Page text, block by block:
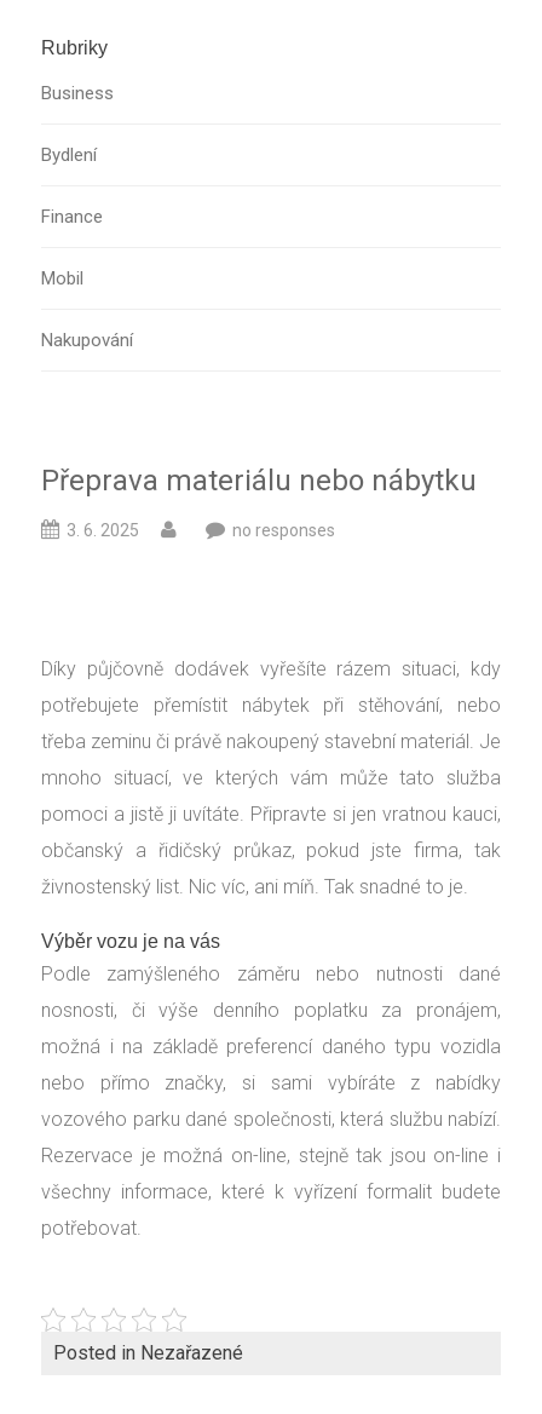
Rubriky
Business
Bydlení
Finance
Mobil
Nakupování
Přeprava materiálu nebo nábytku
3. 6. 2025 no responses
Díky půjčovně dodávekvyřešíte rázem situaci, kdy
potřebujete přemístit nábytek při stěhování, nebo
třeba zeminu či právě nakoupený stavební materiál. Je
mnoho situací, ve kterých vám může tato služba
pomoci a jistě ji uvítáte. Připravte si jen vratnou kauci,
občanský a řidičský průkaz, pokud jste firma, tak
živnostenský list. Nic víc, ani míň. Tak snadné to je.
Výběr vozu je na vás
Podle zamýšleného záměru nebo nutnosti dané
nosnosti, či výše denního poplatku za pronájem,
možná i na základě preferencí daného typu vozidla
nebo přímo značky, si sami vybíráte z nabídky
vozového parku dané společnosti, která službu nabízí.
Rezervace je možná on-line, stejně tak jsou on-line i
všechny informace, které k vyřízení formalit budete
potřebovat.
Posted in Nezařazené